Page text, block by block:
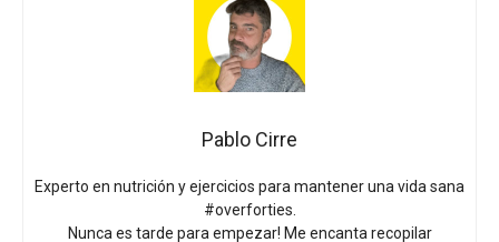
Pablo Cirre
Experto en nutrición y ejercicios para mantener una vida sana
#overforties.
Nunca es tarde para empezar! Me encanta recopilar